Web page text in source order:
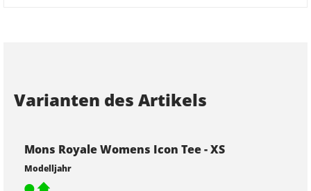
Varianten des Artikels
Mons Royale Womens Icon Tee - XS
Modelljahr